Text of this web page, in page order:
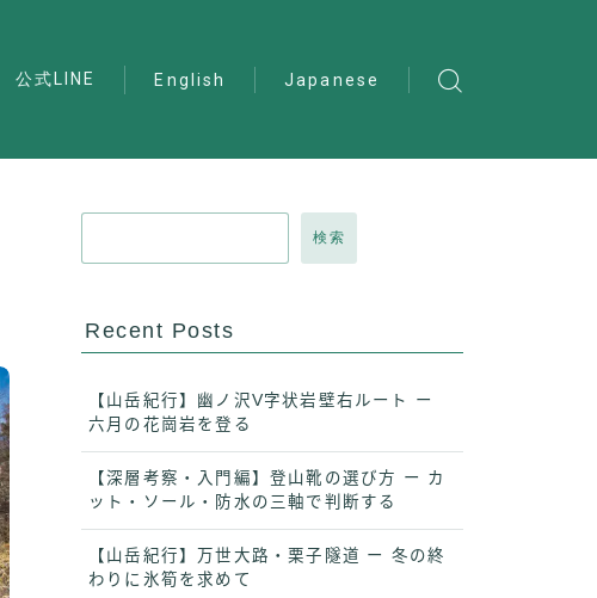
公式LINE English Japanese
検索
Recent Posts
【山岳紀行】幽ノ沢V字状岩壁右ルート ー
六月の花崗岩を登る
【深層考察・入門編】登山靴の選び方 ー カ
ット・ソール・防水の三軸で判断する
【山岳紀行】万世大路・栗子隧道 ー 冬の終
わりに氷筍を求めて